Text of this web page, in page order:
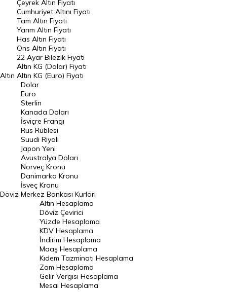
Endeksler
DÖVİZ
Döviz Kuru
Dolar Kuru
Euro Kuru
Pound Kuru
Frank Kuru
Riyal Kuru
Avustralya Doları
Danimarka Kronu Kuru
Kanada Doları Kuru
Norveç Kronu Kuru
İsveç Kronu Kuru
Japon Yeni Kuru
Serbest Piyasa Döviz Kurları
Merkez Bankası Döviz Kurları
Altın
Çeyrek Altın Fiyatı
Cumhuriyet Altını Fiyatı
Tam Altın Fiyatı
Yarım Altın Fiyatı
Has Altın Fiyatı
Ons Altın Fiyatı
22 Ayar Bilezik Fiyatı
Altın KG (Dolar) Fiyatı
Altın KG (Euro) Fiyatı
Döviz
Dolar
Euro
Sterlin
Kanada Doları
İsviçre Frangı
Rus Rublesi
Suudi Riyali
Japon Yeni
Avustralya Doları
Norveç Kronu
Danimarka Kronu
İsveç Kronu
Merkez Bankası Kurlari
Altın Hesaplama
Döviz Çevirici
Yüzde Hesaplama
KDV Hesaplama
İndirim Hesaplama
Maaş Hesaplama
Kıdem Tazminatı Hesaplama
Zam Hesaplama
Gelir Vergisi Hesaplama
Mesai Hesaplama